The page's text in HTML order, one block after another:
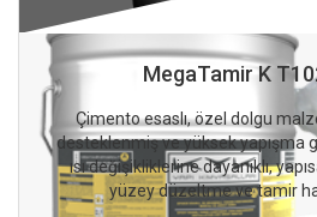
MegaTamir K
Çimento esaslı, özel dolgu
desteklenmiş ve yüksek yapışma
ısı değişikliklerine dayanıklı,
yüzey düzeltme ve tamir